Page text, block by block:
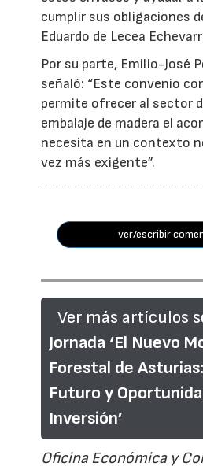
cumplir sus obligaciones
Eduardo de Lecea
Por su parte, Emilio-José
señaló: “Este convenio
permite ofrecer al sector
embalaje de madera el
necesita en un contexto
vez más exigente”.
ver/escribir
Ver más artículos
Jornada ‘El Nuevo
Forestal de
Futuro y
Inversión’
Oficina Económica y